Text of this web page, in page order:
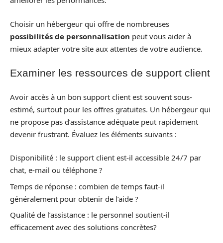
Choisir un hébergeur qui offre de nombreuses
possibilités de personnalisation peut vous aider à
mieux adapter votre site aux attentes de votre audience.
Examiner les ressources de support client
Avoir accès à un bon support client est souvent sous-
estimé, surtout pour les offres gratuites. Un hébergeur qui
ne propose pas d’assistance adéquate peut rapidement
devenir frustrant. Évaluez les éléments suivants :
Disponibilité : le support client est-il accessible 24/7 par
chat, e-mail ou téléphone ?
Temps de réponse : combien de temps faut-il
généralement pour obtenir de l’aide ?
Qualité de l’assistance : le personnel soutient-il
efficacement avec des solutions concrètes?